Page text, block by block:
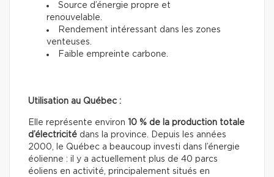
Source d’énergie propre et
renouvelable.
Rendement intéressant dans les zones
venteuses.
Faible empreinte carbone.
Utilisation au Québec :
Elle représente environ 10 % de la production totale
d’électricité dans la province. Depuis les années
2000, le Québec a beaucoup investi dans l’énergie
éolienne : il y a actuellement plus de 40 parcs
éoliens en activité, principalement situés en